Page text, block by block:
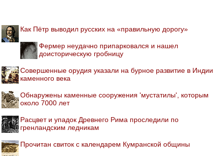
Как Пётр выводил русских на «правильную дорогу»
Фермер неудачно припарковался и нашел
доисторическую гробницу
Совершенные орудия указали на бурное развитие в Индии
каменного века
Обнаружены каменные сооружения 'мустатилы', которым
около 7000 лет
Расцвет и упадок Древнего Рима проследили по
гренландским ледникам
Прочитан свиток с календарем Кумранской общины